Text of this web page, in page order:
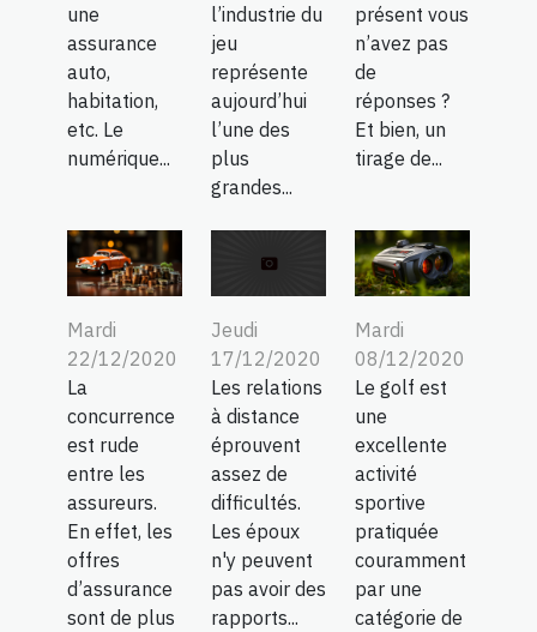
une
assurance
auto,
habitation,
etc. Le
numérique...
l’industrie du
jeu
représente
aujourd’hui
l’une des
plus
grandes...
présent vous
n’avez pas
de
réponses ?
Et bien, un
tirage de...
Mardi
22/12/2020
La
concurrence
est rude
entre les
assureurs.
En effet, les
offres
d’assurance
sont de plus
Jeudi
17/12/2020
Les relations
à distance
éprouvent
assez de
difficultés.
Les époux
n'y peuvent
pas avoir des
rapports...
Mardi
08/12/2020
Le golf est
une
excellente
activité
sportive
pratiquée
couramment
par une
catégorie de